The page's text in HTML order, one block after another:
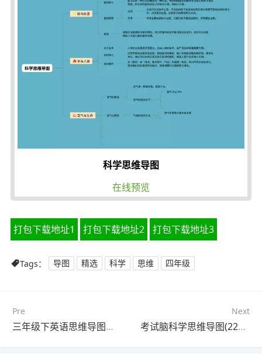
科学思维导图
在线预览
打包下载地址1 打包下载地址2 打包下载地址3
Tags： 导图 精选 科学 思维 四年级
Pre
三年级下英语思维导图画(23张附下载)
Next
考试脑科学思维导图(22张附打印高清版)